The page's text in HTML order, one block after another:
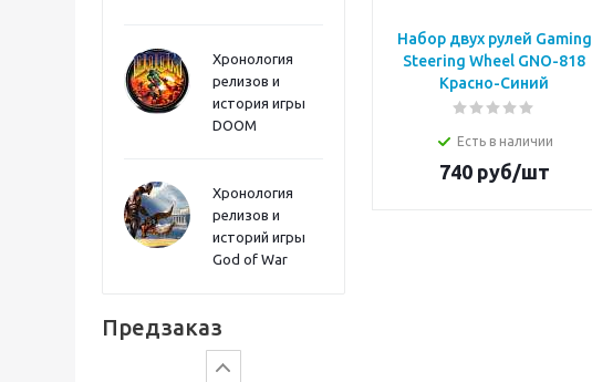
Хронология
релизов и
история игры
DOOM
Хронология
релизов и
историй игры
God of War
Предзаказ
Набор двух рулей Gaming
Steering Wheel GNO-818
Красно-Синий
Есть в наличии
740руб/шт